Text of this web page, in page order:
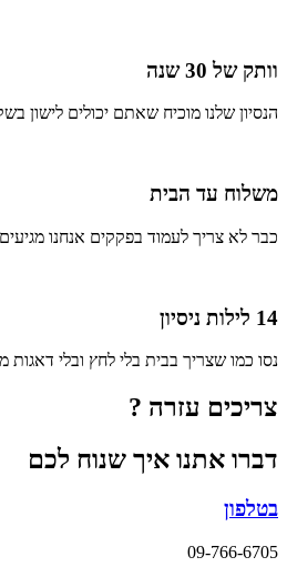
וותק של 30 שנה
הנסיון שלנו מוכיח שאתם יכולים לישון
משלוח עד הבית
כבר לא צריך לעמוד בפקקים אנחנו
14 לילות ניסיון
נסו כמו שצריך בבית בלי לחץ ובלי דאגות
צריכים עזרה ?
דברו אתנו איך שנוח לכם
בטלפון
09-766-6705